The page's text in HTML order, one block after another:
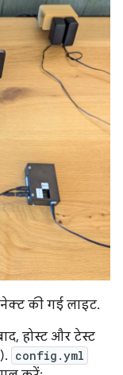
की गई लाइट.
होस्ट और टेस्ट
). config.yml